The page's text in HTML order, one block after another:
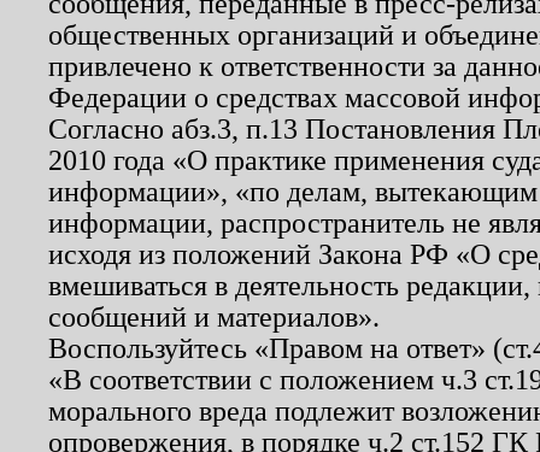
общественных организаций и
привлечено к ответственности за
Федерации о средствах массовой
Согласно абз.3, п.13 Постановления
2010 года «О практике применения
информации», «по делам, вытекающим
информации, распространитель не
исходя из положений Закона РФ «О
вмешиваться в деятельность
сообщений и материалов».
Воспользуйтесь «Правом на ответ»
«В соответствии с положением ч.3
морального вреда подлежит
опровержения, в порядке ч.2 ст.152